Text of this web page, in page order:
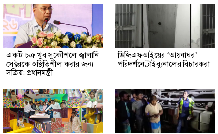
একটি চক্র খুব সুকৌশলে জ্বালানি
সেক্টরকে অস্থিতিশীল করার জন্য
সক্রিয়: প্রধানমন্ত্রী
ডিজিএফআইয়ের ‘আয়নাঘর’
পরিদর্শনে ট্রাইব্যুনালের বিচারকরা